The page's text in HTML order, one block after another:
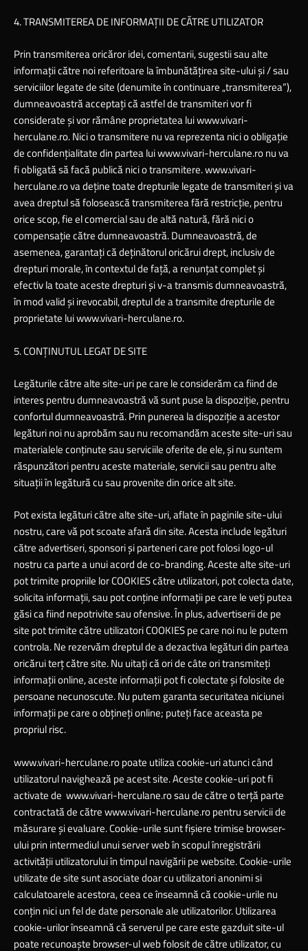
4. TRANSMITEREA DE INFORMAŢII DE CĂTRE UTILIZATOR
Prin transmiterea oricăror idei, comentarii, sugestii sau alte
informaţii către noi referitoare la îmbunătăţirea site-ului şi / sau
serviciilor legate de site (denumite în continuare „transmiterea”),
dumneavoastră acceptaţi că astfel de transmiteri vor fi
considerate şi vor rămâne proprietatea luiwww.vivari-
herculane.ro.Nici o transmitere nu va reprezenta nici o obligaţie
de confidenţialitate din partea luiwww.vivari-herculane.ronu va
fi obligată să facă publică nici o transmitere.www.vivari-
herculane.rova deţine toate drepturile legate de transmiteri şi va
avea dreptul să folosească transmiterea fără restricţie, pentru
orice scop, fie el comercial sau de altă natură, fără nici o
compensaţie către dumneavoastră. Dumneavoastră, de
asemenea, garantaţi că deţinătorul oricărui drept, inclusiv de
drepturi morale, în contextul de faţă, a renunţat complet şi
efectiv la toate aceste drepturi şi v-a transmis dumneavoastră,
în mod valid şi irevocabil, dreptul de a transmite drepturile de
proprietate luiwww.vivari-herculane.ro.
5. CONŢINUTUL LEGAT DE SITE
Legăturile către alte site-uri pe care le considerăm ca fiind de
interes pentru dumneavoastră vă sunt puse la dispoziţie, pentru
confortul dumneavoastră. Prin punerea la dispoziţie a acestor
legături noi nu aprobăm sau nu recomandăm aceste site-uri sau
materialele conţinute sau serviciile oferite de ele, şi nu suntem
răspunzători pentru aceste materiale, servicii sau pentru alte
situaţii în legătură cu sau provenite din orice alt site.
Pot exista legături către alte site-uri, aflate în paginile site-ului
nostru, care vă pot scoate afară din site. Acesta include legături
către advertiseri, sponsori şi parteneri care pot folosi logo-ul
nostru ca parte a unui acord de co-branding. Aceste alte site-uri
pot trimite propriile lor COOKIES către utilizatori, pot colecta date,
solicita informaţii, sau pot conţine informaţii pe care le veţi putea
găsi ca fiind nepotrivite sau ofensive. În plus, advertiserii de pe
site pot trimite către utilizatori COOKIES pe care noi nu le putem
controla. Ne rezervăm dreptul de a dezactiva legături din partea
oricărui terţ către site. Nu uitaţi că ori de câte ori transmiteţi
informaţii online, aceste informaţii pot fi colectate şi folosite de
persoane necunoscute. Nu putem garanta securitatea niciunei
informaţii pe care o obţineţi online; puteţi face aceasta pe
propriul risc.
www.vivari-herculane.ropoate utiliza cookie-uri atunci când
utilizatorul navighează pe acest site. Aceste cookie-uri pot fi
activate de www.vivari-herculane.rosau de către o terță parte
contractată de cătrewww.vivari-herculane.ropentru servicii de
măsurare și evaluare. Cookie-urile sunt fișiere trimise browser-
ului prin intermediul unui server web în scopul înregistrării
activității utilizatorului în timpul navigării pe website. Cookie-urile
utilizate de site sunt asociate doar cu utilizatori anonimi si
calculatoarele acestora, ceea ce înseamnă că cookie-urile nu
conțin nici un fel de date personale ale utilizatorilor. Utilizarea
cookie-urilor înseamnă că serverul pe care este gazduit site-ul
poate recunoaște browser-ul web folosit de către utilizator, cu